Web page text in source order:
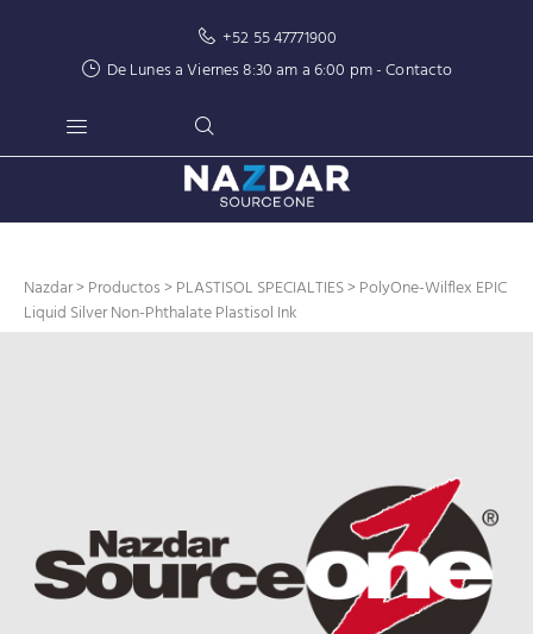
+52 55 47771900
De Lunes a Viernes 8:30 am a 6:00 pm -Contacto
Nazdar>Productos>PLASTISOL SPECIALTIES> PolyOne-Wilflex EPIC
Liquid Silver Non-Phthalate Plastisol Ink